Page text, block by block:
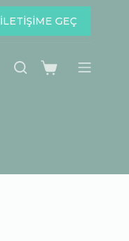
İLETİŞİME GEÇ
Shopping